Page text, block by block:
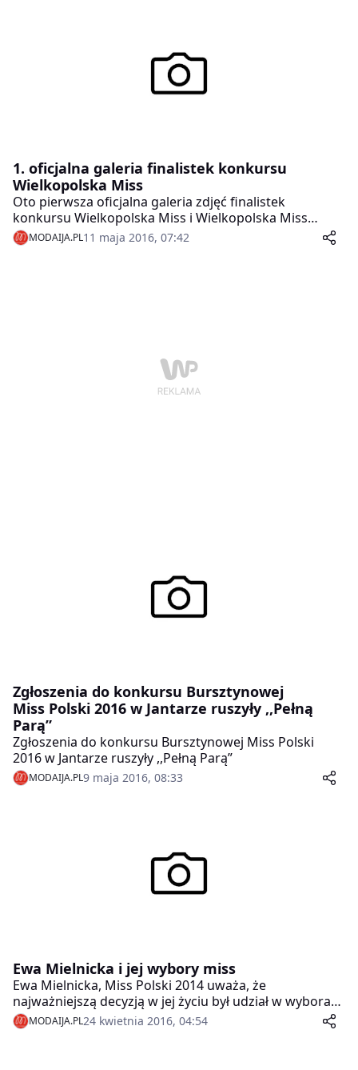
1. oficjalna galeria finalistek konkursu
Wielkopolska Miss
Oto pierwsza oficjalna galeria zdjęć finalistek
konkursu Wielkopolska Miss i Wielkopolska Miss
Nastolatek 2016.
MODAIJA.PL11 maja 2016, 07:42
Zgłoszenia do konkursu Bursztynowej
Miss Polski 2016 w Jantarze ruszyły ,,Pełną
Parą”
Zgłoszenia do konkursu Bursztynowej Miss Polski
2016 w Jantarze ruszyły ,,Pełną Parą”
MODAIJA.PL9 maja 2016, 08:33
Ewa Mielnicka i jej wybory miss
Ewa Mielnicka, Miss Polski 2014 uważa, że
najważniejszą decyzją w jej życiu był udział w wyborach
Miss Polski. Została najpiękniejszą Polką, wyjechała na
wybory międzynarodowe do Japonii i zyskała dużą
MODAIJA.PL24 kwietnia 2016, 04:54